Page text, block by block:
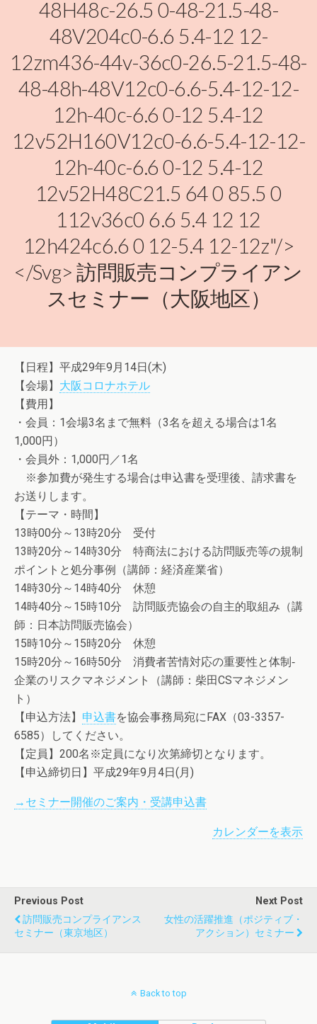
48H48c-26.5 0-48-21.5-48-
48V204c0-6.6 5.4-12 12-
12zm436-44v-36c0-26.5-21.5-48-
48-48h-48V12c0-6.6-5.4-12-12-
12h-40c-6.6 0-12 5.4-12
12v52H160V12c0-6.6-5.4-12-12-
12h-40c-6.6 0-12 5.4-12
12v52H48C21.5 64 0 85.5 0
112v36c0 6.6 5.4 12 12
12h424c6.6 0 12-5.4 12-12z"/>
</svg> 訪問販売コンプライアン
スセミナー（大阪地区）
【日程】平成29年9月14日(木)
【会場】 大阪コロナホテル
【費用】
・会員：1会場3名まで無料（3名を超える場合は1名
1,000円）
・会員外：1,000円／1名
※参加費が発生する場合は申込書を受理後、請求書を
お送りします。
【テーマ・時間】
13時00分～13時20分 受付
13時20分～14時30分 特商法における訪問販売等の規制
ポイントと処分事例（講師：経済産業省）
14時30分～14時40分 休憩
14時40分～15時10分 訪問販売協会の自主的取組み（講
師：日本訪問販売協会）
15時10分～15時20分 休憩
15時20分～16時50分 消費者苦情対応の重要性と体制‐
企業のリスクマネジメント（講師：柴田CSマネジメン
ト）
【申込方法】 申込書を協会事務局宛にFAX（03-3357-
6585）してください。
【定員】200名※定員になり次第締切となります。
【申込締切日】平成29年9月4日(月)
→セミナー開催のご案内・受講申込書
カレンダーを表示
Previous Post
訪問販売コンプライアンス
セミナー（東京地区）
Next Post
女性の活躍推進（ポジティブ・
アクション）セミナー
Back to top